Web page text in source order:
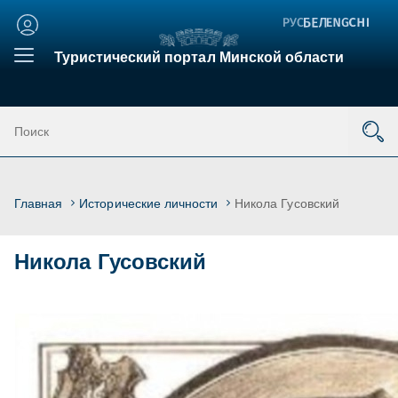
Туристический портал Минской области
Главная Исторические личноcти Никола Гусовский
Никола Гусовский